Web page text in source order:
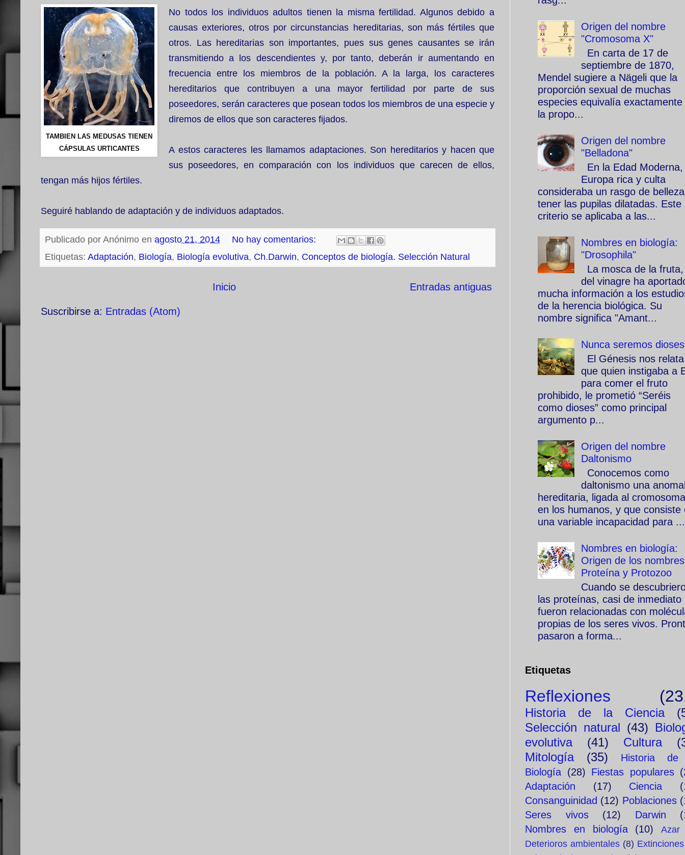
TAMBIEN LAS MEDUSAS TIENEN
CÁPSULAS URTICANTES
No todos los individuos adultos tienen la misma fertilidad. Algunos debido a
causas exteriores, otros por circunstancias hereditarias, son más fértiles que
otros. Las hereditarias son importantes, pues sus genes causantes se irán
transmitiendo a los descendientes y, por tanto, deberán ir aumentando en
frecuencia entre los miembros de la población. A la larga, los caracteres
hereditarios que contribuyen a una mayor fertilidad por parte de sus
poseedores, serán caracteres que posean todos los miembros de una especie y
diremos de ellos que son caracteres fijados.
A estos caracteres les llamamos adaptaciones. Son hereditarios y hacen que
sus poseedores, en comparación con los individuos que carecen de ellos,
tengan más hijos fértiles.
Seguiré hablando de adaptación y de individuos adaptados.
Publicado por Anónimo en agosto 21, 2014
No hay comentarios:
Etiquetas: Adaptación, Biología, Biología evolutiva, Ch.Darwin, Conceptos de biología. Selección Natural
Entradas antiguas
Inicio
Suscribirse a: Entradas (Atom)
Origen del nombre
"Cromosoma X"
En carta de 17 de
septiembre de 1870,
Mendel sugiere a Nägeli que la
proporción sexual de muchas
especies equivalía exactamente
la propo...
Origen del nombre
"Belladona"
En la Edad Moderna,
Europa rica y culta
consideraba un rasgo de
tener las pupilas dilatadas. Este
criterio se aplicaba a las...
Nombres en biología:
"Drosophila"
La mosca de la
del vinagre ha
mucha información a los
de la herencia biológica. Su
nombre significa "Amant...
Nunca seremos dioses
El Génesis nos relata
que quien instigaba a
para comer el fruto
prohibido, le prometió “Seréis
como dioses” como principal
argumento p...
Origen del nombre
Daltonismo
Conocemos como
daltonismo una
hereditaria, ligada al
en los humanos, y que consiste
una variable incapacidad para ...
Nombres en biología:
Origen de los nombres
Proteína y Protozoo
Cuando se
las proteínas, casi de inmediato
fueron relacionadas con
propias de los seres vivos.
pasaron a forma...
Etiquetas
Reflexiones
Historia de la Ciencia
Selección natural (43)
evolutiva
(41) Cultura
Mitología
(35)
Historia
Biología (28) Fiestas populares
Adaptación
(17) Ciencia
Consanguinidad (12) Poblaciones
Seres vivos
(12) Darwin
Nombres en biología
(10)
Azar
Deterioros ambientales (8) Extinciones